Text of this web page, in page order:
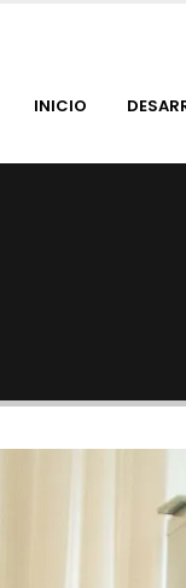
INICIO